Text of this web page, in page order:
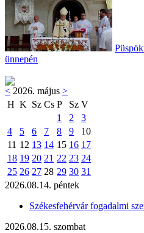
ünnepén
< 2026. május >
H K Sz Cs P Sz V
1
2
3
4
5 6 7 8 9
10
11 12 13 14 15 16 17
18 19 20 21 22 23 24
25 26 27 28 29 30 31
2026.08.14. péntek
Székesfehérvár fogadalmi
2026.08.15. szombat